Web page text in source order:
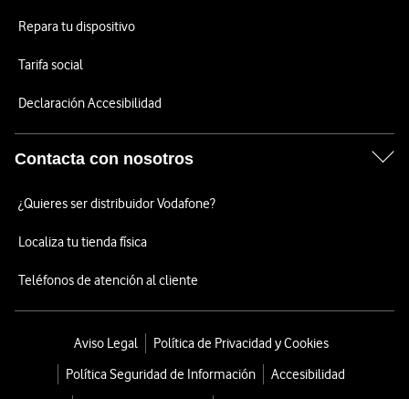
Repara tu dispositivo
Tarifa social
Declaración Accesibilidad
Contacta con nosotros
¿Quieres ser distribuidor Vodafone?
Localiza tu tienda física
Teléfonos de atención al cliente
Aviso Legal
Política de Privacidad y Cookies
Política Seguridad de Información
Accesibilidad